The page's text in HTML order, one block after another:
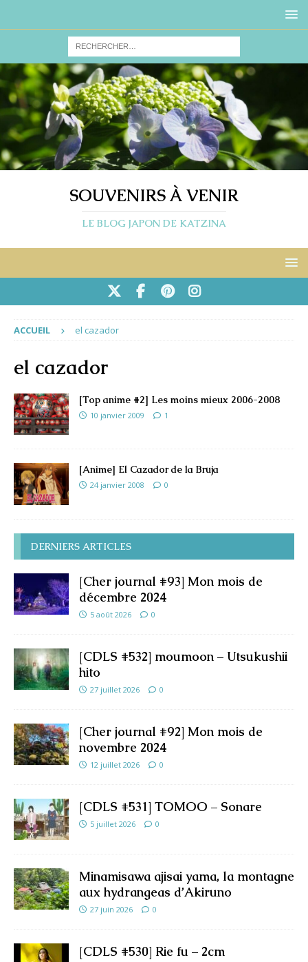
SOUVENIRS À VENIR
LE BLOG JAPON DE KATZINA
ACCUEIL el cazador
el cazador
[Top anime #2] Les moins mieux 2006-2008
10 janvier 2009 1
[Anime] El Cazador de la Bruja
24 janvier 2008 0
DERNIERS ARTICLES
[Cher journal #93] Mon mois de
décembre 2024
5 août 2026 0
[CDLS #532] moumoon – Utsukushii
hito
27 juillet 2026 0
[Cher journal #92] Mon mois de
novembre 2024
12 juillet 2026 0
[CDLS #531] TOMOO – Sonare
5 juillet 2026 0
Minamisawa ajisai yama, la montagne
aux hydrangeas d’Akiruno
27 juin 2026 0
[CDLS #530] Rie fu – 2cm